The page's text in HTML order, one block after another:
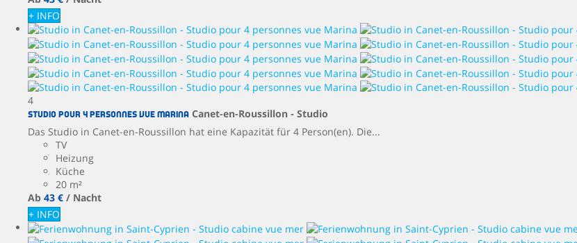
+ INFO
4
Studio pour 4 personnes vue Marina Canet-en-Roussillon - Studio
Das Studio in Canet-en-Roussillon hat eine Kapazität für 4 Person(en). Die...
TV
Heizung
Küche
20 m²
Ab 43 € / Nacht
+ INFO